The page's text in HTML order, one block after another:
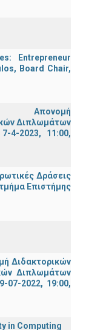
Entrepreneur
Board Chair,
Απονομή
Διπλωμάτων
4-2023, 11:00,
Δράσεις
Επιστήμης
Διδακτορικών
Διπλωμάτων
07-2022, 19:00,
in Computing